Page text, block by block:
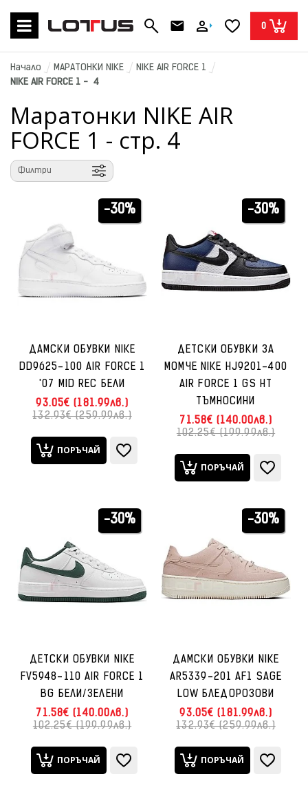
0
Начало МАРАТОНКИ NIKE
NIKE AIR FORCE 1
NIKE AIR FORCE 1 -  4
Маратонки NIKE AIR
FORCE 1 - стр. 4
Филтри
-30%
ДАМСКИ ОБУВКИ NIKE
DD9625-100 AIR FORCE 1
'07 MID REC БЕЛИ
93.05€ (181.99лв.)
132.93€ (259.99лв.)
ПОРЪЧАЙ
-30%
ДЕТСКИ ОБУВКИ ЗА
МОМЧЕ NIKE HJ9201-400
AIR FORCE 1 GS HT
ТЪМНОСИНИ
71.58€ (140.00лв.)
102.25€ (199.99лв.)
ПОРЪЧАЙ
-30%
ДЕТСКИ ОБУВКИ NIKE
FV5948-110 AIR FORCE 1
BG БЕЛИ/ЗЕЛЕНИ
71.58€ (140.00лв.)
102.25€ (199.99лв.)
ПОРЪЧАЙ
-30%
ДАМСКИ ОБУВКИ NIKE
AR5339-201 AF1 SAGE
LOW БЛЕДОРОЗОВИ
93.05€ (181.99лв.)
132.93€ (259.99лв.)
ПОРЪЧАЙ